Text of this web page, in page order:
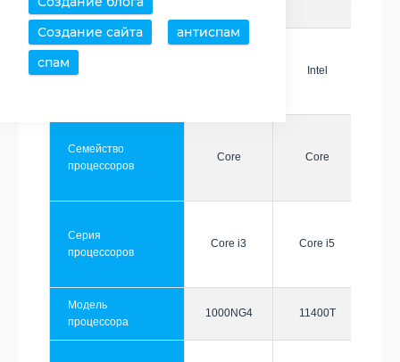
Создание сайта
антиспам
спам
Производитель Intel
Семейство
процессоров
Core Core
Серия
процессоров
Core i3 Core i5
Модель
процессора
1000NG4 11400T